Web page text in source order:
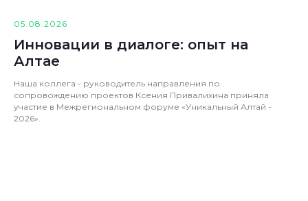
05.08.2026
Инновации в диалоге: опыт на
Алтае
Наша коллега - руководитель направления по
сопровождению проектов Ксения Привалихина приняла
участие в Межрегиональном форуме «Уникальный Алтай -
2026».